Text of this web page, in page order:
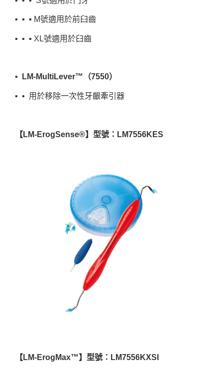
▪︎ ▪︎ ▪︎ M號適用於前臼齒
▪︎ ▪︎ ▪︎ XL號適用於臼齒
▪︎ LM-MultiLever™（7550）
▪︎ ▪︎ 用於移除一次性牙齦牽引器
【LM-ErogSense®】型號：LM7556KES
【LM-ErogMax™】型號：LM7556KXSI